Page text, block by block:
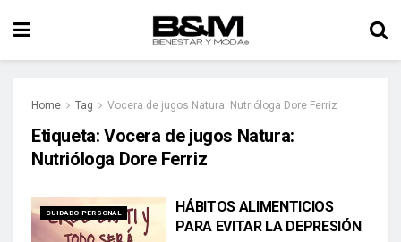
Home Tag Vocera de jugos Natura: Nutrióloga Dore Ferriz
Etiqueta: Vocera de jugos Natura:
Nutrióloga Dore Ferriz
CUIDADO PERSONAL
HÁBITOS ALIMENTICIOS
PARA EVITAR LA DEPRESIÓN